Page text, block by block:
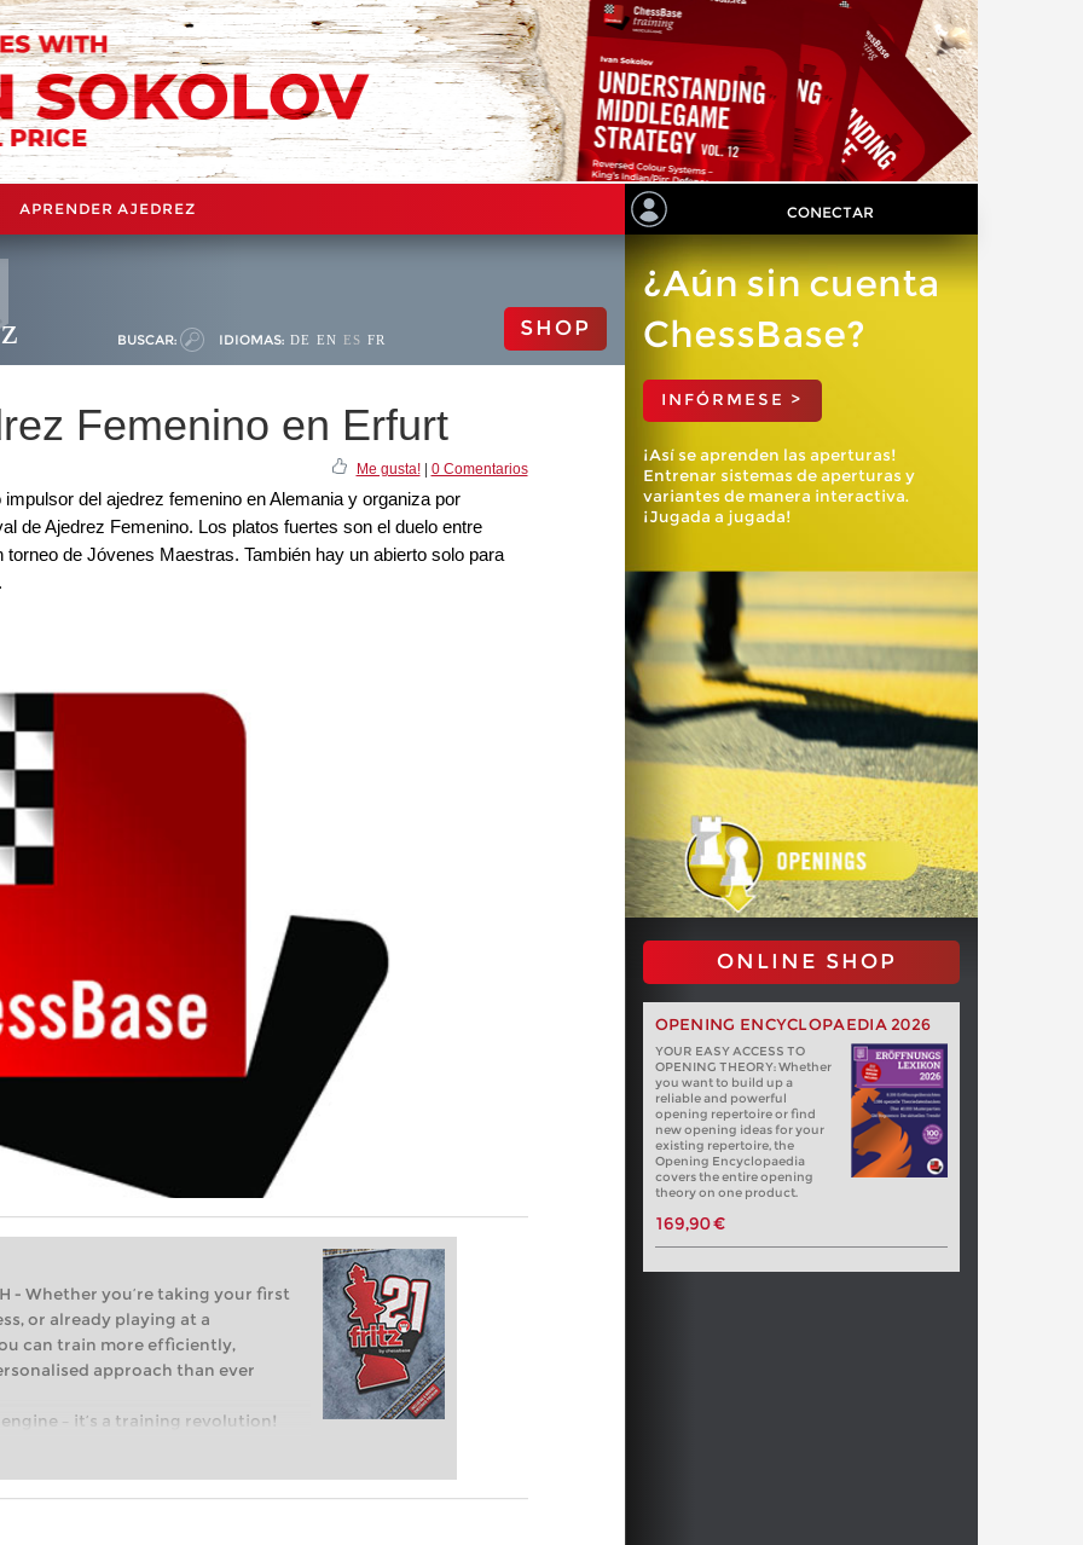
APRENDER AJEDREZ CONECTAR
BUSCAR: IDIOMAS: DE EN ES FR SHOP
Femenino en Erfurt
Me gusta!| 0 Comentarios
del ajedrez femenino en Alemania y organiza por
de Ajedrez Femenino. Los platos fuertes son el duelo entre
de Jóvenes Maestras. También hay un abierto solo para
- Whether you’re taking your first
or already playing at a
can train more efficiently,
approach than ever
– it’s a training revolution!
with a more personalised
¿Aún sin cuenta
ChessBase?
INFÓRMESE >
¡Así se aprenden las aperturas!
Entrenar sistemas de aperturas y
variantes de manera interactiva.
¡Jugada a jugada!
ONLINE SHOP
OPENING ENCYCLOPAEDIA 2026
YOUR EASY ACCESS TO
OPENING THEORY: Whether
you want to build up a
reliable and powerful
opening repertoire or find
new opening ideas for your
existing repertoire, the
Opening Encyclopaedia
covers the entire opening
theory on one product.
169,90 €